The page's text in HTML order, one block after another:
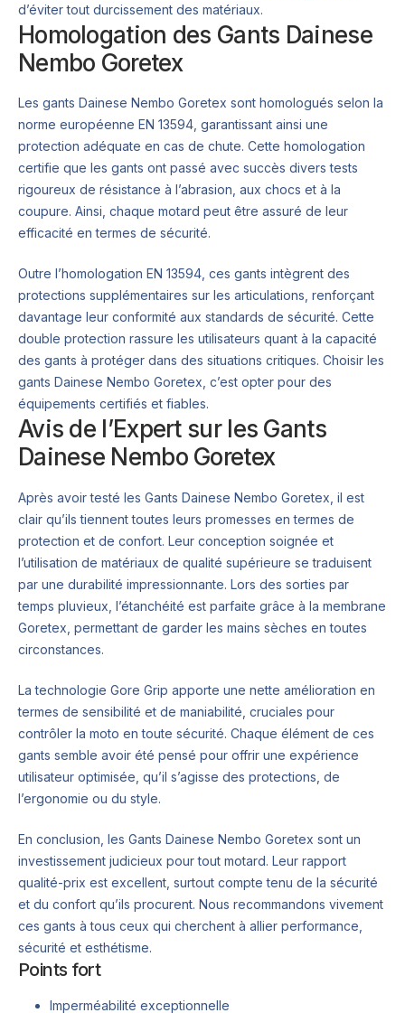
d’éviter tout durcissement des matériaux.
Homologation des Gants Dainese
Nembo Goretex
Les gants Dainese Nembo Goretex sont homologués selon la
norme européenne EN 13594, garantissant ainsi une
protection adéquate en cas de chute. Cette homologation
certifie que les gants ont passé avec succès divers tests
rigoureux de résistance à l’abrasion, aux chocs et à la
coupure. Ainsi, chaque motard peut être assuré de leur
efficacité en termes de sécurité.
Outre l’homologation EN 13594, ces gants intègrent des
protections supplémentaires sur les articulations, renforçant
davantage leur conformité aux standards de sécurité. Cette
double protection rassure les utilisateurs quant à la capacité
des gants à protéger dans des situations critiques. Choisir les
gants Dainese Nembo Goretex, c’est opter pour des
équipements certifiés et fiables.
Avis de l’Expert sur les Gants
Dainese Nembo Goretex
Après avoir testé les Gants Dainese Nembo Goretex, il est
clair qu’ils tiennent toutes leurs promesses en termes de
protection et de confort. Leur conception soignée et
l’utilisation de matériaux de qualité supérieure se traduisent
par une durabilité impressionnante. Lors des sorties par
temps pluvieux, l’étanchéité est parfaite grâce à la membrane
Goretex, permettant de garder les mains sèches en toutes
circonstances.
La technologie Gore Grip apporte une nette amélioration en
termes de sensibilité et de maniabilité, cruciales pour
contrôler la moto en toute sécurité. Chaque élément de ces
gants semble avoir été pensé pour offrir une expérience
utilisateur optimisée, qu’il s’agisse des protections, de
l’ergonomie ou du style.
En conclusion, les Gants Dainese Nembo Goretex sont un
investissement judicieux pour tout motard. Leur rapport
qualité-prix est excellent, surtout compte tenu de la sécurité
et du confort qu’ils procurent. Nous recommandons vivement
ces gants à tous ceux qui cherchent à allier performance,
sécurité et esthétisme.
Points fort
Imperméabilité exceptionnelle